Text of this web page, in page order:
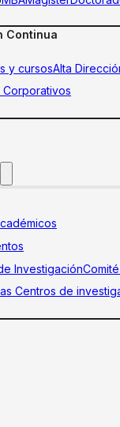
Continua
y cursosAlta
Corporativos
Investigación
Centros de